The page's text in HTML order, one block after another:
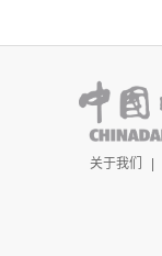
关于我们 |